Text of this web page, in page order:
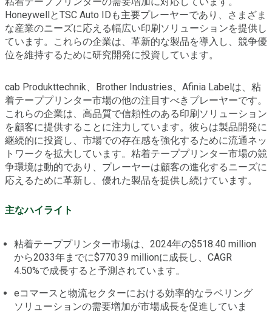
HoneywellとTSC Auto IDも主要プレーヤーであり、さまざま
な産業のニーズに応える幅広い印刷ソリューションを提供し
ています。これらの企業は、革新的な製品を導入し、競争優
位を維持するために研究開発に投資しています。
cab Produkttechnik、Brother Industries、Afinia Labelは、粘
着テーププリンター市場の他の注目すべきプレーヤーです。
これらの企業は、高品質で信頼性のある印刷ソリューション
を顧客に提供することに注力しています。彼らは製品開発に
継続的に投資し、市場での存在感を強化するために流通ネッ
トワークを拡大しています。粘着テーププリンター市場の競
争環境は動的であり、プレーヤーは顧客の進化するニーズに
応えるために革新し、優れた製品を提供し続けています。
主なハイライト
粘着テーププリンター市場は、2024年の$518.40 million
から2033年までに$770.39 millionに成長し、CAGR
4.50%で成長すると予測されています。
eコマースと物流セクターにおける効率的なラベリング
ソリューションの需要増加が市場成長を促進していま